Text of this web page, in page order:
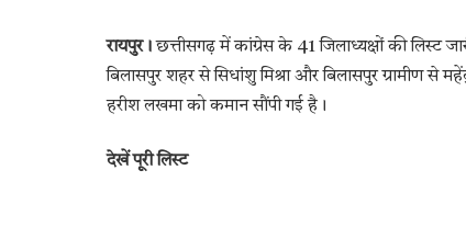
रायपुर।छत्तीसगढ़ में कांग्रेस के 41 जिलाध्यक्षों की लिस्ट
बिलासपुर शहर से सिधांशु मिश्रा और बिलासपुर ग्रामीण से
हरीश लखमा को कमान सौंपी गई है।
देखें पूरी लिस्ट